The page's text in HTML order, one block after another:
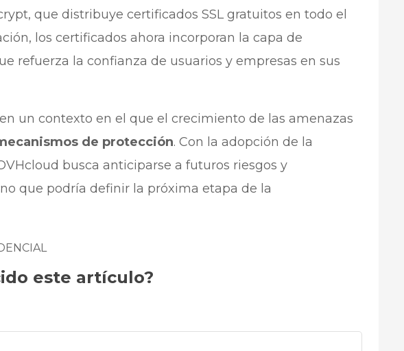
que distribuye certificados SSL gratuitos en todo el
los certificados ahora incorporan la capa de
refuerza la confianza de usuarios y empresas en sus
un contexto en el que el crecimiento de las amenazas
de protección. Con la adopción de la
busca anticiparse a futuros riesgos y
que podría definir la próxima etapa de la
este artículo?